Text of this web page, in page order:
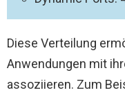
Diese Verteilung
Anwendungen mit
assoziieren. Zum